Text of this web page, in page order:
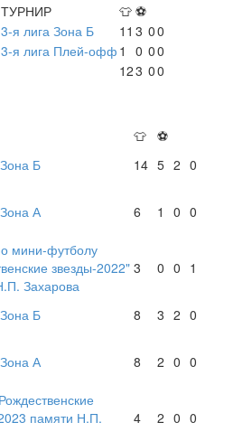
ТУРНИР 👕 ⚽
3-я лига Зона Б 11 3 00
3-я лига Плей-офф 1 0 00
123 00
👕 ⚽
Б 14 5 2 0
А 6 1 0 0
мини-футболу
звезды-2022"
Захарова
3 0 0 1
Б 8 3 2 0
А 8 2 0 0
памяти Н.П.
4 2 0 0